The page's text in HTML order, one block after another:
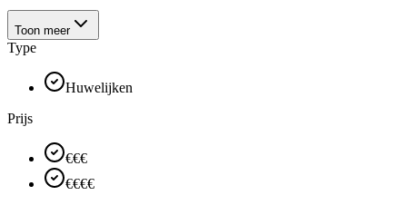
Toon meer
Type
Huwelijken
Prijs
€€€
€€€€